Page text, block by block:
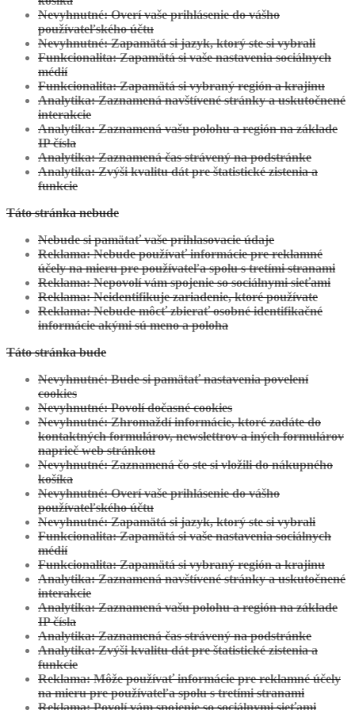
Zobraziť projekt
Limbach:Projekt Individuálny
Zobraziť projekt
Zamarovce: Projekt Individuálny
Zobraziť projekt
Brezno: Projekt Individuálny
Zobraziť projekt
Nevyhnutné: Overí vaše prihlásenie do vášho
používateľského účtu
Nevyhnutné: Zapamätá si jazyk, ktorý ste si vybrali
Funkcionalita: Zapamätá si vaše nastavenia sociálnych
médií
Funkcionalita: Zapamätá si vybraný región a krajinu
Analytika: Zaznamená navštívené stránky a uskutočnené
interakcie
Analytika: Zaznamená vašu polohu a región na základe
IP čísla
Analytika: Zaznamená čas strávený na podstránke
Analytika: Zvýši kvalitu dát pre štatistické zistenia a
funkcie
Táto stránka nebude
Nebude si pamätať vaše prihlasovacie údaje
Reklama: Nebude používať informácie pre reklamné
účely na mieru pre používateľa spolu s tretími stranami
Reklama: Nepovolí vám spojenie so sociálnymi sieťami
Reklama: Neidentifikuje zariadenie, ktoré používate
Reklama: Nebude môcť zbierať osobné identifikačné
informácie akými sú meno a poloha
Táto stránka bude
Nevyhnutné: Bude si pamätať nastavenia povelení
cookies
Nevyhnutné: Povolí dočasné cookies
Nevyhnutné: Zhromaždí informácie, ktoré zadáte do
kontaktných formulárov, newslettrov a iných formulárov
naprieč web stránkou
Nevyhnutné: Zaznamená čo ste si vložili do nákupného
košíka
Nevyhnutné: Overí vaše prihlásenie do vášho
používateľského účtu
Nevyhnutné: Zapamätá si jazyk, ktorý ste si vybrali
Funkcionalita: Zapamätá si vaše nastavenia sociálnych
médií
Funkcionalita: Zapamätá si vybraný región a krajinu
Analytika: Zaznamená navštívené stránky a uskutočnené
interakcie
Analytika: Zaznamená vašu polohu a región na základe
IP čísla
Analytika: Zaznamená čas strávený na podstránke
Analytika: Zvýši kvalitu dát pre štatistické zistenia a
funkcie
Reklama: Môže používať informácie pre reklamné účely
na mieru pre používateľa spolu s tretími stranami